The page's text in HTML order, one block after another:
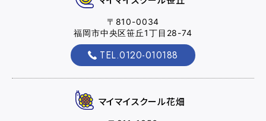
マイマイスクール花畑
福岡大学前営業所（入校申込受付）
〒810-0034
福岡市中央区笹丘1丁目28-74
TEL.0120-010188
マイマイスクール花畑